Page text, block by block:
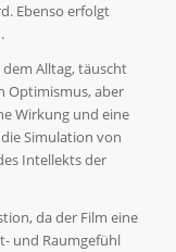
Ebenso erfolgt
Alltag, täuscht
Optimismus, aber
Wirkung und eine
Simulation von
Intellekts der
da der Film eine
und Raumgefühl